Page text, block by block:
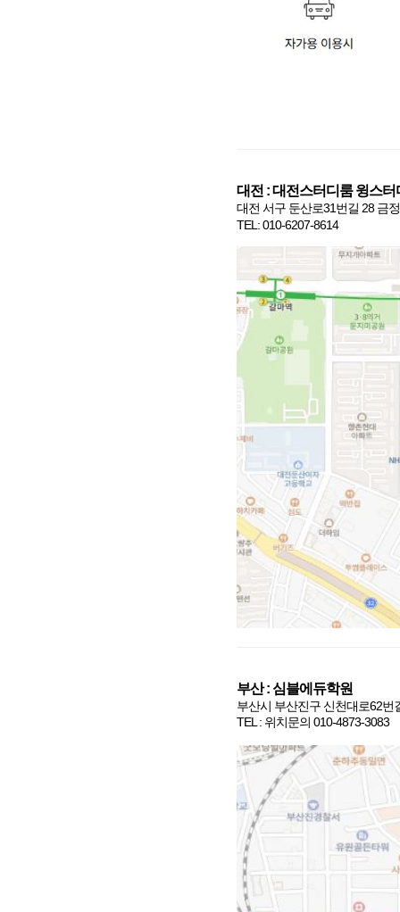
대전 :대전스터디룸 윙스터
대전 서구 둔산로31번길 28금
TEL: 010-6207-8614
부산:심블에듀학원
부산시 부산진구 신천대로62번
TEL : 위치문의 010-4873-3083